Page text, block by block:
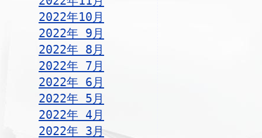
2022年10月
2022年 9月
2022年 8月
2022年 7月
2022年 6月
2022年 5月
2022年 4月
2022年 3月